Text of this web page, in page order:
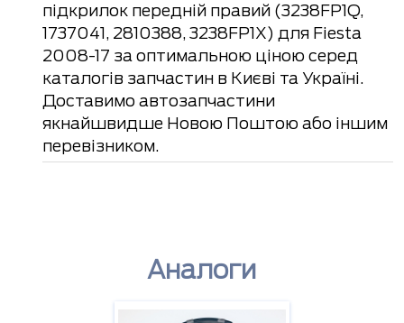
підкрилок передній правий (3238FP1Q,
1737041, 2810388, 3238FP1X) для Fiesta
2008-17 за оптимальною ціною серед
каталогів запчастин в Києві та Україні.
Доставимо автозапчастини
якнайшвидше Новою Поштою або іншим
перевізником.
Аналоги